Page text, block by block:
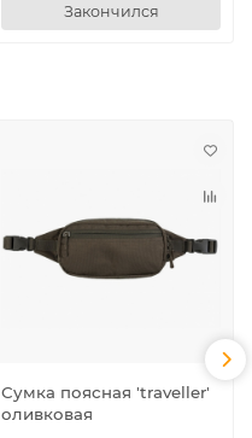
Закончился
Сумка поясная ′traveller′
оливковая